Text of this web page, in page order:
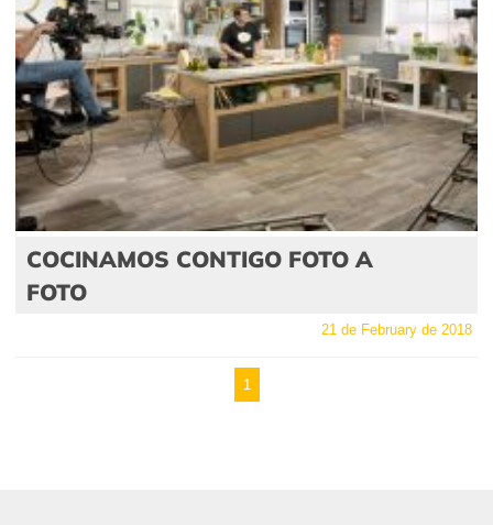
COCINAMOS CONTIGO FOTO A
FOTO
21 de February de 2018
1